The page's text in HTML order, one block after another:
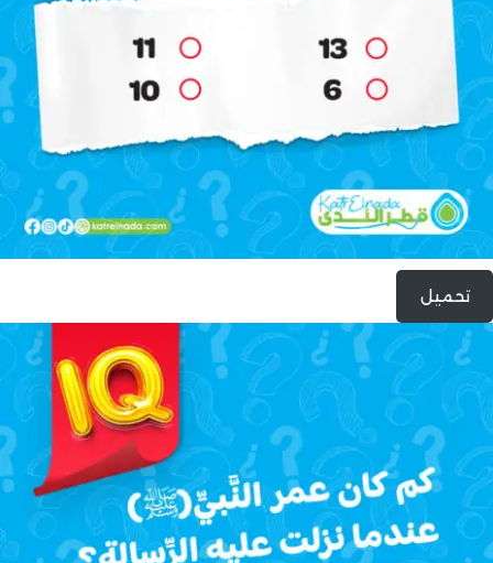
تحميل